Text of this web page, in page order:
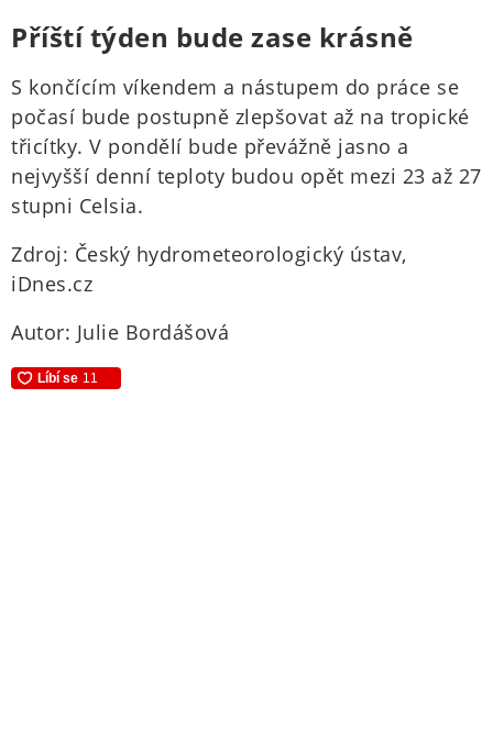
Příští týden bude zase krásně
S končícím víkendem a nástupem do práce se
počasí bude postupně zlepšovat až na tropické
třicítky. V pondělí bude převážně jasno a
nejvyšší denní teploty budou opět mezi 23 až 27
stupni Celsia.
Zdroj: Český hydrometeorologický ústav,
iDnes.cz
Autor: Julie Bordášová